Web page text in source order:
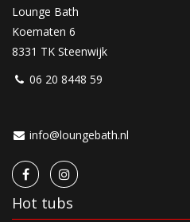
Lounge Bath
Koematen 6
8331 TK Steenwijk
06 20 8448 59
info@loungebath.nl
Hot tubs